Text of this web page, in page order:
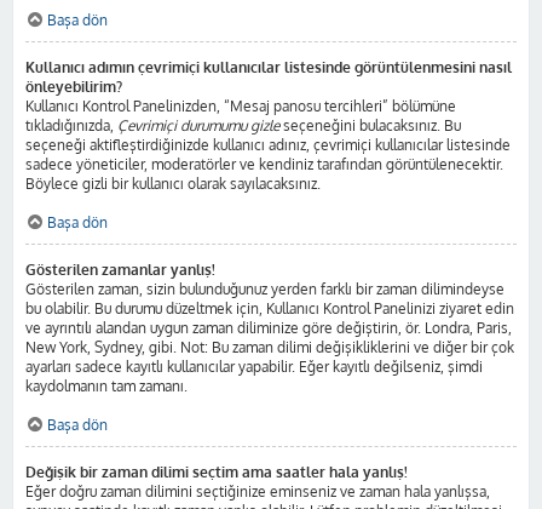
Başa dön
Kullanıcı adımın çevrimiçi kullanıcılar listesinde görüntülenmesini nasıl
önleyebilirim?
Kullanıcı Kontrol Panelinizden, “Mesaj panosu tercihleri” bölümüne
tıkladığınızda, Çevrimiçi durumumu gizleseçeneğini bulacaksınız. Bu
seçeneği aktifleştirdiğinizde kullanıcı adınız, çevrimiçi kullanıcılar listesinde
sadece yöneticiler, moderatörler ve kendiniz tarafından görüntülenecektir.
Böylece gizli bir kullanıcı olarak sayılacaksınız.
Başa dön
Gösterilen zamanlar yanlış!
Gösterilen zaman, sizin bulunduğunuz yerden farklı bir zaman dilimindeyse
bu olabilir. Bu durumu düzeltmek için, Kullanıcı Kontrol Panelinizi ziyaret edin
ve ayrıntılı alandan uygun zaman diliminize göre değiştirin, ör. Londra, Paris,
New York, Sydney, gibi. Not: Bu zaman dilimi değişikliklerini ve diğer bir çok
ayarları sadece kayıtlı kullanıcılar yapabilir. Eğer kayıtlı değilseniz, şimdi
kaydolmanın tam zamanı.
Başa dön
Değişik bir zaman dilimi seçtim ama saatler hala yanlış!
Eğer doğru zaman dilimini seçtiğinize eminseniz ve zaman hala yanlışsa,